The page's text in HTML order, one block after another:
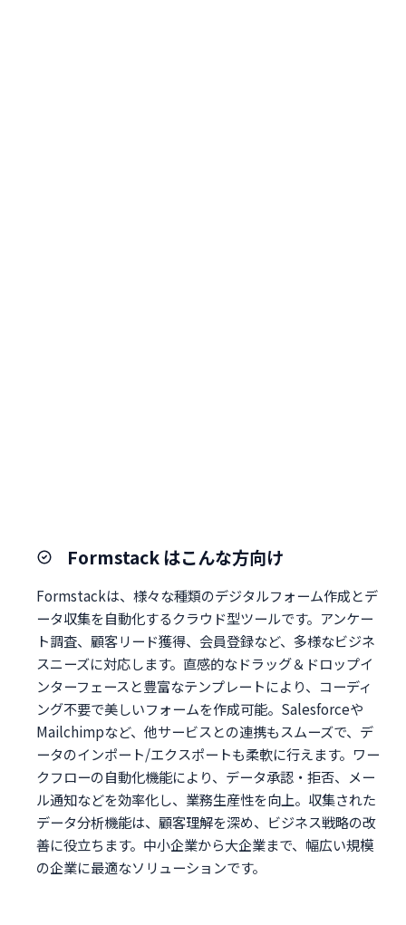
Formstack はこんな方向け
Formstackは、様々な種類のデジタルフォーム作成とデ
ータ収集を自動化するクラウド型ツールです。アンケー
ト調査、顧客リード獲得、会員登録など、多様なビジネ
スニーズに対応します。直感的なドラッグ＆ドロップイ
ンターフェースと豊富なテンプレートにより、コーディ
ング不要で美しいフォームを作成可能。Salesforceや
Mailchimpなど、他サービスとの連携もスムーズで、デ
ータのインポート/エクスポートも柔軟に行えます。ワー
クフローの自動化機能により、データ承認・拒否、メー
ル通知などを効率化し、業務生産性を向上。収集された
データ分析機能は、顧客理解を深め、ビジネス戦略の改
善に役立ちます。中小企業から大企業まで、幅広い規模
の企業に最適なソリューションです。